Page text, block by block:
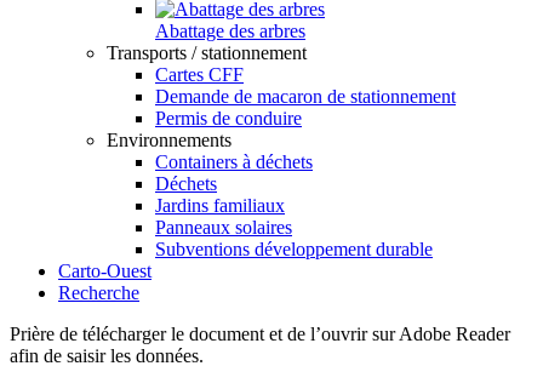
Abattage des arbres
Transports / stationnement
Cartes CFF
Demande de macaron de stationnement
Permis de conduire
Environnements
Containers à déchets
Déchets
Jardins familiaux
Panneaux solaires
Subventions développement durable
Carto-Ouest
Recherche
Prière de télécharger le document et de l’ouvrir sur Adobe Reader
afin de saisir les données.